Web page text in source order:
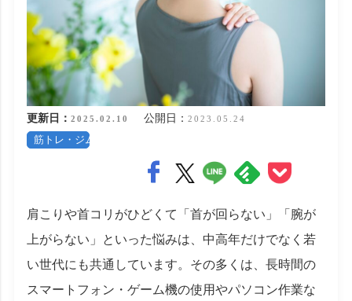
更新日：2025.02.10 公開日： 2023.05.24
筋トレ・ジム
肩こりや首コリがひどくて「首が回らない」「腕が
上がらない」といった悩みは、中高年だけでなく若
い世代にも共通しています。その多くは、長時間の
スマートフォン・ゲーム機の使用やパソコン作業な